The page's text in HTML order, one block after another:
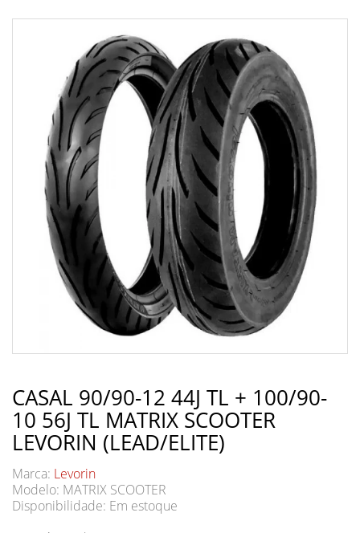
CASAL 90/90-12 44J TL + 100/90-
10 56J TL MATRIX SCOOTER
LEVORIN (LEAD/ELITE)
Marca: Levorin
Modelo: MATRIX SCOOTER
Disponibilidade: Em estoque